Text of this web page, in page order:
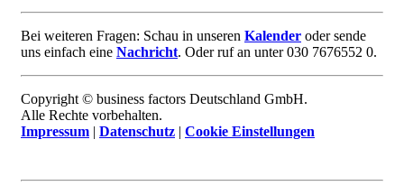
Bei weiteren Fragen: Schau in unseren Kalender oder sende
uns einfach eine Nachricht. Oder ruf an unter 030 7676552 0.
Copyright © business factors Deutschland GmbH.
Alle Rechte vorbehalten.
Impressum | Datenschutz | Cookie Einstellungen